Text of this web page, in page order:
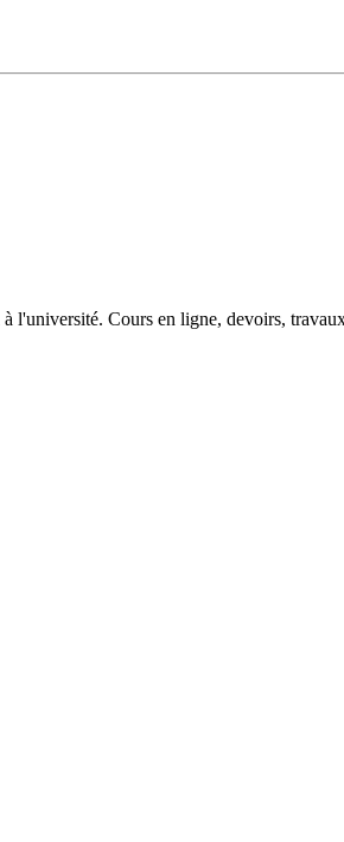
l'université. Cours en ligne, devoirs,